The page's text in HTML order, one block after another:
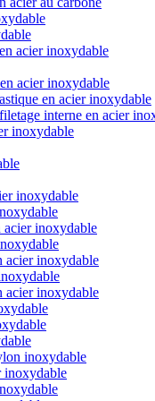
acier inoxydable
acier inoxydable
en acier inoxydable
interne en acier
inoxydable
inoxydable
acier inoxydable
acier inoxydable
acier inoxydable
inoxydable
inoxydable